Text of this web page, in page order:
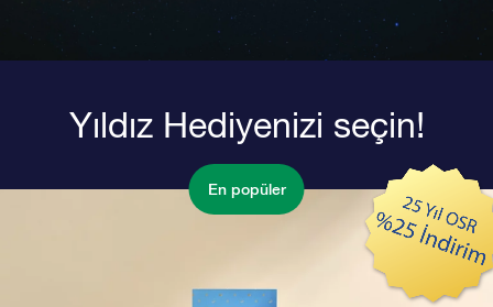
Yıldız Hediyenizi seçin!
En popüler